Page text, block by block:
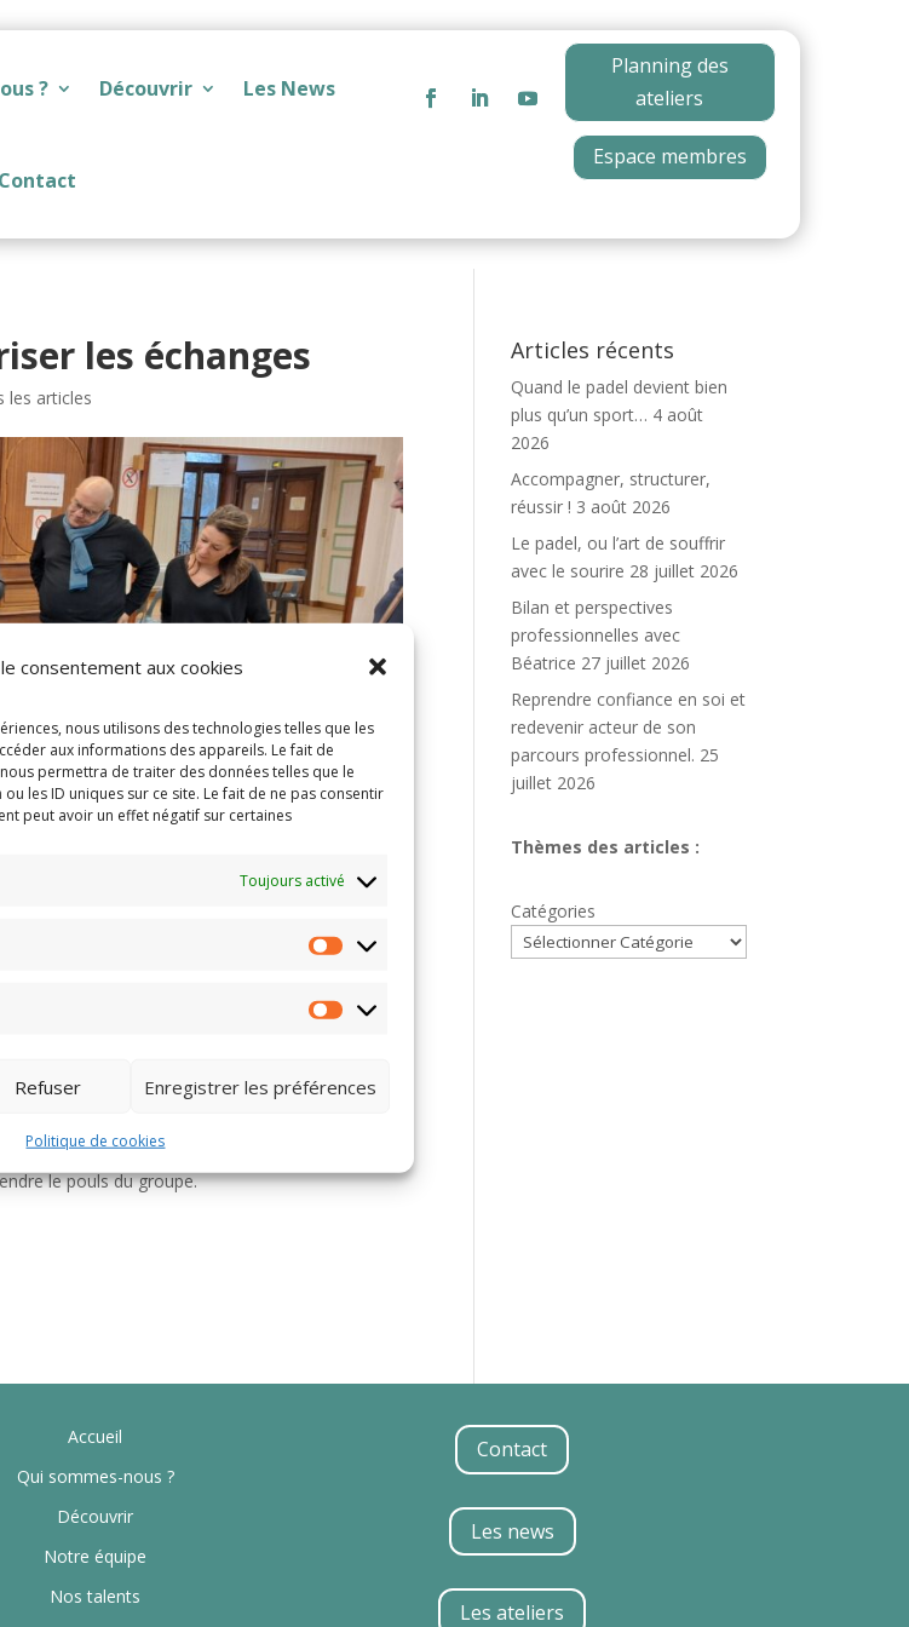
consentement aux cookies
nous utilisons des technologies telles que les
aux informations des appareils. Le fait de
permettra de traiter des données telles que le
les ID uniques sur ce site. Le fait de ne pas consentir
peut avoir un effet négatif sur certaines
Toujours activé
Statistiques
Marketing
Refuser Enregistrer les préférences
Politique de cookies
? Découvrir Les News
Contact
Planning des
ateliers
Espace membres
les échanges
les articles
Cadres hdf ont imaginé un tour de table
pour l’inviter à partager ses émotions, son état
départ à une réflexion personnelle ou à un
professionnelle, ou simplement sur ce
le pouls du groupe.
Articles récents
Quand le padel devient bien
plus qu’un sport… 4 août
2026
Accompagner, structurer,
réussir ! 3 août 2026
Le padel, ou l’art de souffrir
avec le sourire 28 juillet 2026
Bilan et perspectives
professionnelles avec
Béatrice 27 juillet 2026
Reprendre confiance en soi et
redevenir acteur de son
parcours professionnel. 25
juillet 2026
Thèmes des articles :
Catégories
Accueil
Qui sommes-nous ?
Découvrir
Notre équipe
Nos talents
Contact
Les news
Les ateliers